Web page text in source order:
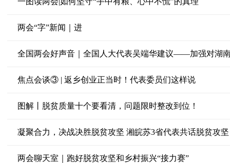
两会“字”新闻｜进
全国两会好声音｜全国人大代表吴端华建议——加强对湖
焦点会谈③ | 返乡创业正当时！代表委员们这样说
图解丨脱贫质量十个要看清，问题限时整改到位！
凝聚合力，决战决胜脱贫攻坚 湘皖苏3省代表共话脱贫攻坚
两会聊天室｜跑好脱贫攻坚和乡村振兴“接力赛”